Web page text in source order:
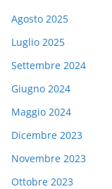
Agosto 2025
Luglio 2025
Settembre 2024
Giugno 2024
Maggio 2024
Dicembre 2023
Novembre 2023
Ottobre 2023